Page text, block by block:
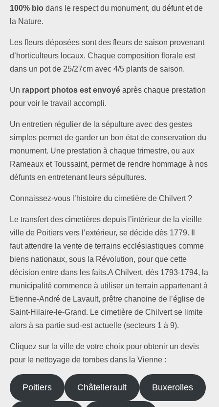
Contact
100% bio dans le respect du monument, du défunt et de
la Nature.
Les fleurs déposées sont des fleurs de saison provenant
d’horticulteurs locaux. Chaque composition florale est
dans un pot de 25/27cm avec 4/5 plants de saison.
Un rapport photos est envoyé après chaque prestation
pour voir le travail accompli.
Un entretien régulier de la sépulture avec des gestes
simples permet de garder un bon état de conservation du
monument. Une prestation à chaque trimestre, ou aux
Rameaux et Toussaint, permet de rendre hommage à nos
défunts en entretenant leurs sépultures.
Connaissez-vous l’histoire du cimetière de Chilvert ?
Le transfert des cimetières depuis l’intérieur de la vieille
ville de Poitiers vers l’extérieur, se décide dès 1779. Il
faut attendre la vente de terrains ecclésiastiques comme
biens nationaux, sous la Révolution, pour que cette
décision entre dans les faits.A Chilvert, dès 1793-1794, la
municipalité commence à utiliser un terrain appartenant à
Etienne-André de Lavault, prêtre chanoine de l’église de
Saint-Hilaire-le-Grand. Le cimetière de Chilvert se limite
alors à sa partie sud-est actuelle (secteurs 1 à 9).
Cliquez sur la ville de votre choix pour obtenir un devis
pour le nettoyage de tombes dans la Vienne :
Poitiers Châtellerault Buxerolles